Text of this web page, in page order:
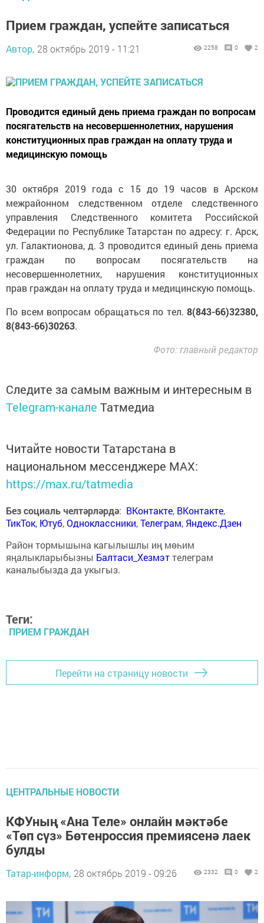
Прием граждан, успейте записаться
Автор, 28 октябрь 2019 - 11:21 2258 0 2
Проводится единый день приема граждан по вопросам
посягательств на несовершеннолетних, нарушения
конституционных прав граждан на оплату труда и
медицинскую помощь
30 октября 2019 года с 15 до 19 часов в Арском
межрайонном следственном отделе следственного
управления Следственного комитета Российской
Федерации по Республике Татарстан по адресу: г. Арск,
ул. Галактионова, д. 3 проводится единый день приема
граждан по вопросам посягательств на
несовершеннолетних, нарушения конституционных
прав граждан на оплату труда и медицинскую помощь.
По всем вопросам обращаться по тел. 8(843-66)32380,
8(843-66)30263.
Фото: главный редактор
Следите за самым важным и интересным в
Telegram-канале Татмедиа
Читайте новости Татарстана в
национальном мессенджере MАХ:
https://max.ru/tatmedia
Без социаль челтәрләрдә: ВКонтакте, ВКонтакте,
ТикТок, Ютуб,Одноклассники,Телеграм, Яндекс.Дзен
Район тормышына кагылышлы иң мөһим
яңалыкларыбызны Балтаси_Хезмэттелеграм
каналыбызда да укыгыз.
Теги:
ПРИЕМ ГРАЖДАН
Перейти на страницу новости
ЦЕНТРАЛЬНЫЕ НОВОСТИ
КФУның «Ана Теле» онлайн мәктәбе
«Төп сүз» Бөтенроссия премиясенә лаек
булды
Татар-информ, 28 октябрь 2019 - 09:26 2332 0 2